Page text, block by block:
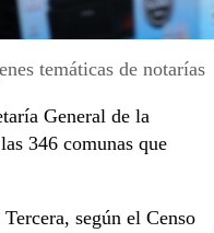
temáticas de notarías
General de la
346 comunas que
según el Censo